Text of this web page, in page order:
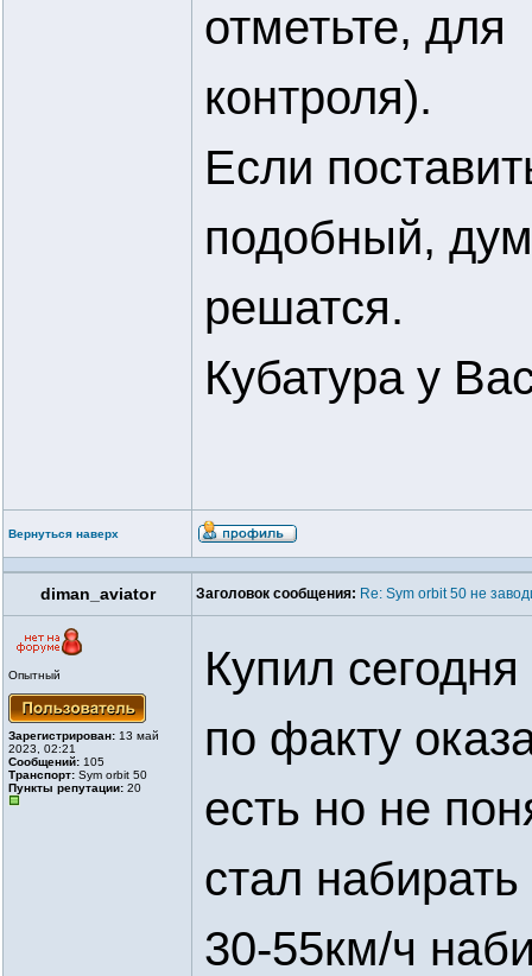
отметьте, для
контроля).
Если
подобный,
решатся.
Кубатура у
Вернуться наверх
diman_aviator Заголовок сообщения: Re: Sym orbit 50 не
Опытный
Зарегистрирован: 13 май
2023, 02:21
Сообщений: 105
Транспорт: Sym orbit 50
Пункты репутации: 20
Купил
по факту
есть но не
стал
30-55км/ч